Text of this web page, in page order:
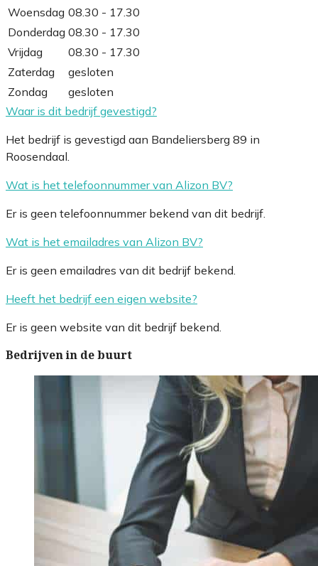
Woensdag 08.30 - 17.30
Donderdag 08.30 - 17.30
Vrijdag
08.30 - 17.30
Zaterdag
gesloten
Zondag
gesloten
Waar is dit bedrijf gevestigd?
Het bedrijf is gevestigd aan Bandeliersberg 89 in
Roosendaal.
Wat is het telefoonnummer van Alizon BV?
Er is geen telefoonnummer bekend van dit bedrijf.
Wat is het emailadres van Alizon BV?
Er is geen emailadres van dit bedrijf bekend.
Heeft het bedrijf een eigen website?
Er is geen website van dit bedrijf bekend.
Bedrijven in de buurt